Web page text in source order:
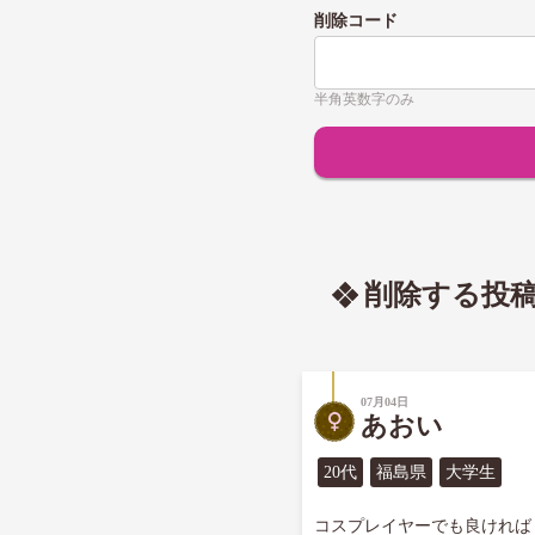
削除コード
半角英数字のみ
削除する投
07月04日
あおい
20代 福島県 大学生
コスプレイヤーでも良ければ